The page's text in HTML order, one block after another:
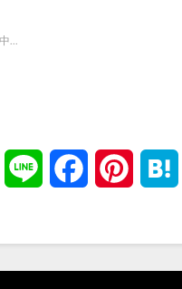
...
Twitter Line FacebookPinterest